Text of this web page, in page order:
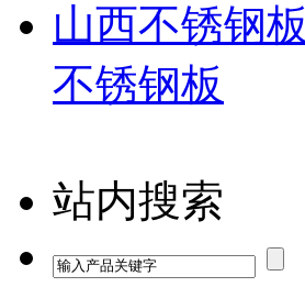
山西不锈钢板
不锈钢板
站内搜索